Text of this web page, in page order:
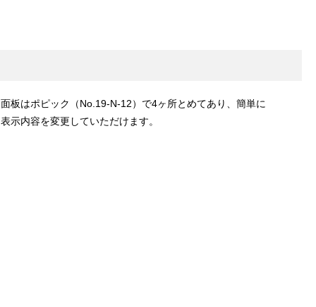
面板はポピック（No.19-N-12）で4ヶ所とめてあり、簡単に
表示内容を変更していただけます。